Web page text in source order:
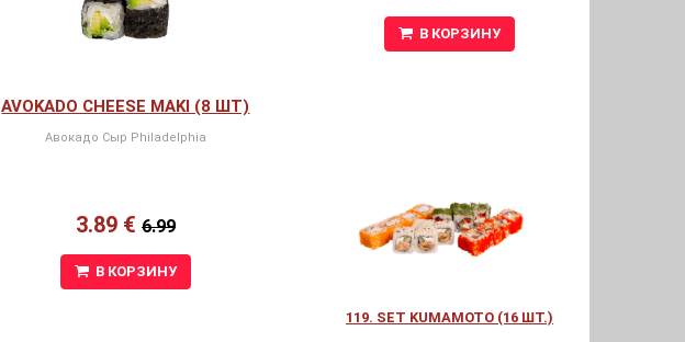
В КОРЗИНУ
119. SET KUMAMOTO (16 ШТ.)
AVOKADO CHEESE MAKI (8 ШТ)
Авокадо Сыр Philadelphia
3.89 € 6.99
В КОРЗИНУ